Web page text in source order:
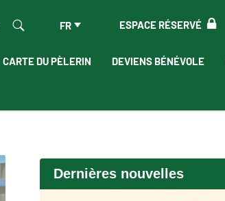
ESPACE RÉSERVÉ
FR
CARTE DU PÈLERIN DEVIENS BÉNÉVOLE
Dernières nouvelles